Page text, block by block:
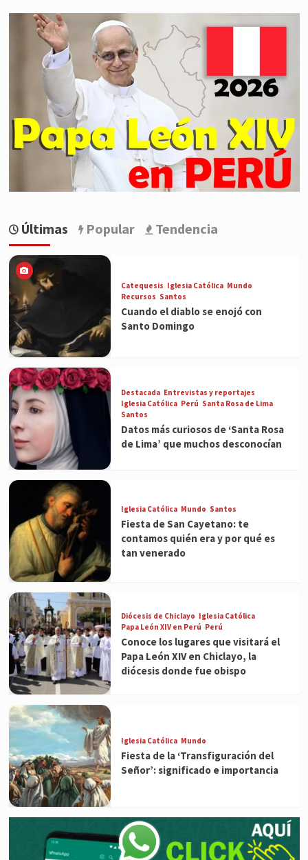
Últimas Popular Tendencia
Catequesis Iglesia Católica Mundo
Recursos Santos
Cuando el diablo se enojó con
Santo Domingo
Destacada Entrevistas y reportajes
Iglesia Católica Perú Santa Rosa de Lima
Santos
Datos más curiosos de ‘Santa Rosa
de Lima’ que muchos desconocían
Iglesia Católica Mundo Santos
Fiesta de San Cayetano: te
contamos quién era y por qué es
tan venerado
Diócesis de Chiclayo Iglesia Católica
Papa León XIV en Perú Perú
Conoce los lugares que visitará el
Papa León XIV en Chiclayo, la
diócesis donde fue obispo
Iglesia Católica Mundo
Fiesta de la ‘Transfiguración del
Señor’: significado e importancia